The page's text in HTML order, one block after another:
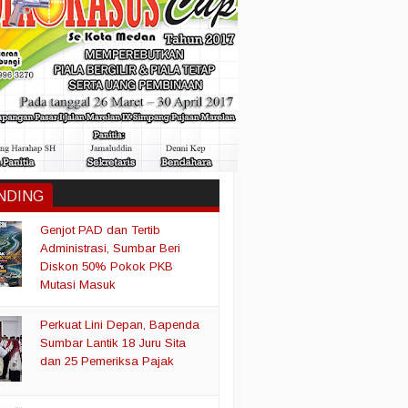
Genjot PAD dan Tertib
Administrasi, Sumbar Beri
Diskon 50% Pokok PKB
Mutasi Masuk
Perkuat Lini Depan, Bapenda
Sumbar Lantik 18 Juru Sita
dan 25 Pemeriksa Pajak